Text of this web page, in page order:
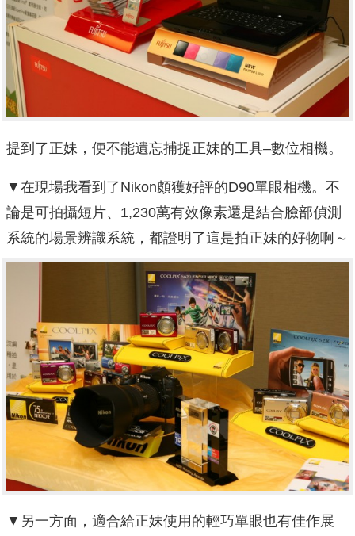
提到了正妹，便不能遺忘捕捉正妹的工具–數位相機。
▼在現場我看到了Nikon頗獲好評的D90單眼相機。不
論是可拍攝短片、1,230萬有效像素還是結合臉部偵測
系統的場景辨識系統，都證明了這是拍正妹的好物啊～
▼另一方面，適合給正妹使用的輕巧單眼也有佳作展